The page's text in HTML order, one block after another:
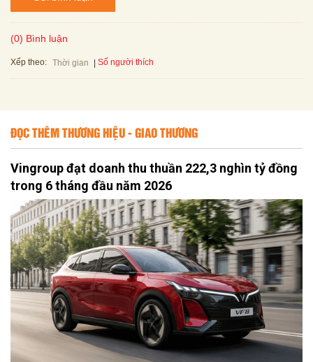
(0) Bình luận
Xếp theo: Thời gian Số người thích
ĐỌC THÊM THƯƠNG HIỆU - GIAO THƯƠNG
Vingroup đạt doanh thu thuần 222,3 nghìn tỷ đồng
trong 6 tháng đầu năm 2026